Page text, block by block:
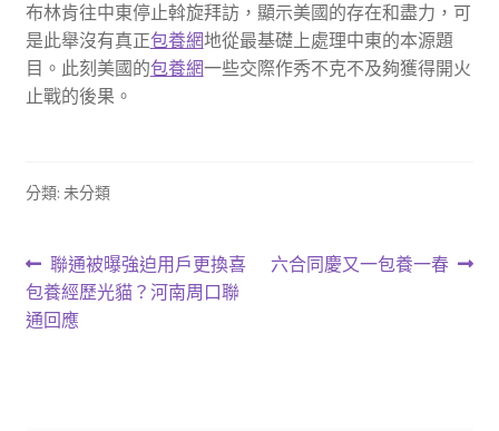
布林肯往中東停止斡旋拜訪，顯示美國的存在和盡力，可
是此舉沒有真正包養網地從最基礎上處理中東的本源題
目。此刻美國的包養網一些交際作秀不克不及夠獲得開火
止戰的後果。
分類: 未分類
文
章
上
一
篇
聯通被曝強迫用戶更換喜
包養經歷光貓？河南周口聯
通回應
下
六合同慶又一包養一春